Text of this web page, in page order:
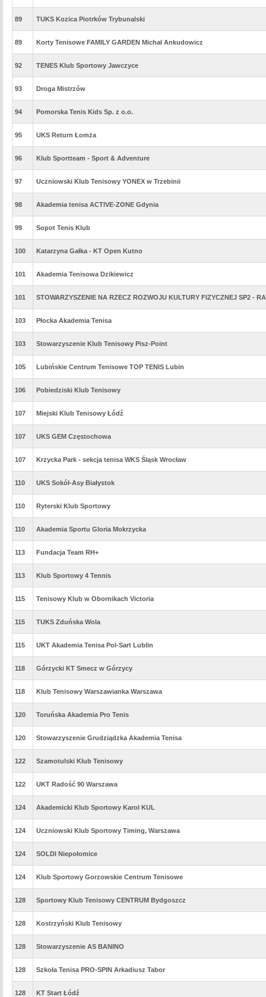
89 TUKS Kozica Piotrków Trybunalski
89 Korty Tenisowe FAMILY GARDEN Michał Ankudowicz
92 TENES Klub Sportowy Jawczyce
93 Droga Mistrzów
94 Pomorska Tenis Kids Sp. z o.o.
95 UKS Return Łomża
96 Klub Sportteam - Sport & Adventure
97 Uczniowski Klub Tenisowy YONEX w Trzebinii
98 Akademia tenisa ACTIVE-ZONE Gdynia
99 Sopot Tenis Klub
100 Katarzyna Gałka - KT Open Kutno
101 Akademia Tenisowa Dzikiewicz
101 STOWARZYSZENIE NA RZECZ ROZWOJU KULTURY FIZYCZNEJ SP2 -
103 Płocka Akademia Tenisa
103 Stowarzyszenie Klub Tenisowy Pisz-Point
105 Lubińskie Centrum Tenisowe TOP TENIS Lubin
106 Pobiedziski Klub Tenisowy
107 Miejski Klub Tenisowy Łódź
107 UKS GEM Częstochowa
107 Krzycka Park - sekcja tenisa WKS Śląsk Wrocław
110 UKS Sokół-Asy Białystok
110 Ryterski Klub Sportowy
110 Akademia Sportu Gloria Mokrzycka
113 Fundacja Team RH+
113 Klub Sportowy 4 Tennis
115 Tenisowy Klub w Obornikach Victoria
115 TUKS Zduńska Wola
115 UKT Akademia Tenisa Pol-Sart Lublin
118 Górzycki KT Smecz w Górzycy
118 Klub Tenisowy Warszawianka Warszawa
120 Toruńska Akademia Pro Tenis
120 Stowarzyszenie Grudziądzka Akademia Tenisa
122 Szamotulski Klub Tenisowy
122 UKT Radość 90 Warszawa
124 Akademicki Klub Sportowy Karol KUL
124 Uczniowski Klub Sportowy Timing, Warszawa
124 SOLDI Niepołomice
124 Klub Sportowy Gorzowskie Centrum Tenisowe
128 Sportowy Klub Tenisowy CENTRUM Bydgoszcz
128 Kostrzyński Klub Tenisowy
128 Stowarzyszenie AS BANINO
128 Szkoła Tenisa PRO-SPIN Arkadiusz Tabor
128 KT Start Łódź